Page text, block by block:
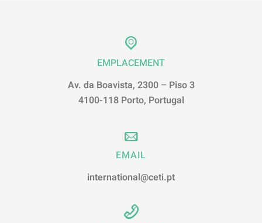
EMPLACEMENT
Av. da Boavista, 2300 – Piso 3
4100-118 Porto, Portugal
EMAIL
international@ceti.pt